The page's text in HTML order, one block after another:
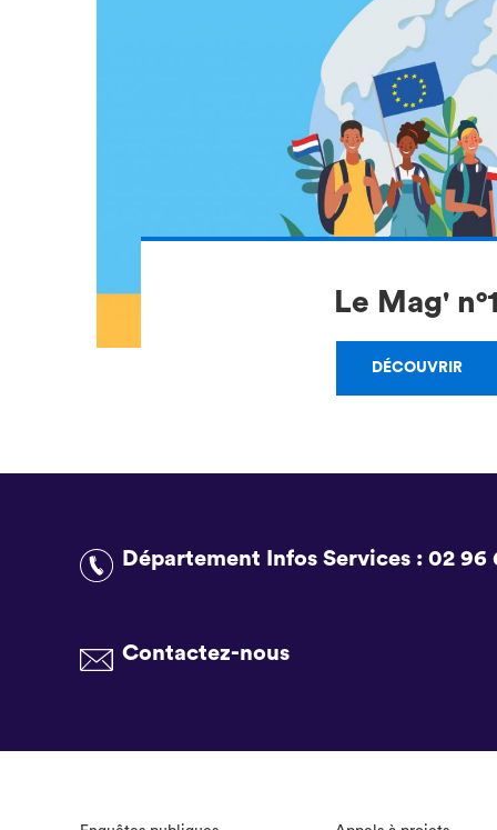
Le Mag'
DÉCOUVRIR
Département Infos Services : 02 96
Contactez-nous